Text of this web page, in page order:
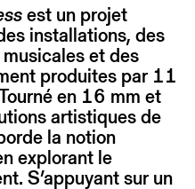
est un projet
installations, des
et des
produites par 11
en 16 mm et
artistiques de
la notion
explorant le
S’appuyant sur un